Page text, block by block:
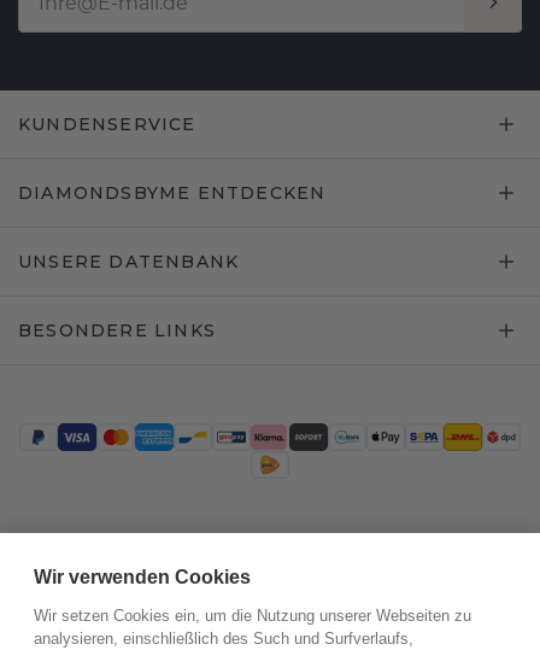
KUNDENSERVICE
DIAMONDSBYME ENTDECKEN
UNSERE DATENBANK
BESONDERE LINKS
Wir verwenden Cookies
Wir setzen Cookies ein, um die Nutzung unserer Webseiten zu
analysieren, einschließlich des Such und Surfverlaufs,